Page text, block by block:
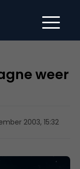
weer
2003, 15:32